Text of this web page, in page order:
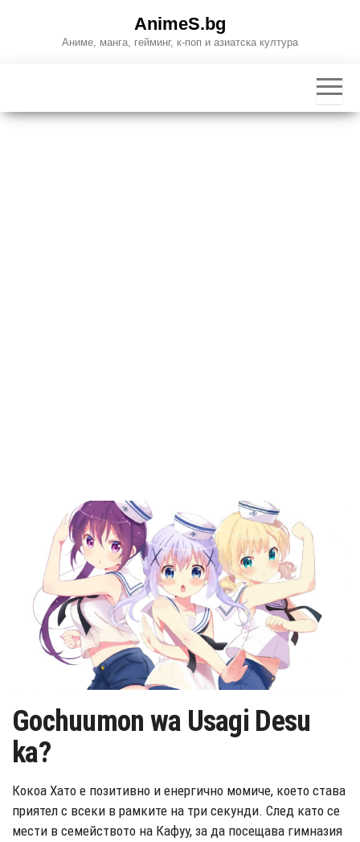
AnimeS.bg
Аниме, манга, гейминг, к-поп и азиатска култура
Gochuumon wa Usagi Desu
ka?
Кокоа Хато е позитивно и енергично момиче, което става
приятел с всеки в рамките на три секунди. След като се
мести в семейството на Кафуу, за да посещава гимназия